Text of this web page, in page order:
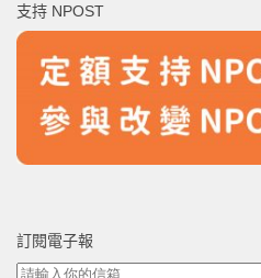
字:
支持 NPOST
訂閱電子報